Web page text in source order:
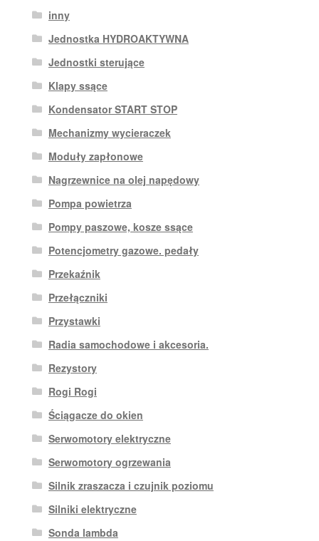
inny
Jednostka HYDROAKTYWNA
Jednostki sterujące
Klapy ssące
Kondensator START STOP
Mechanizmy wycieraczek
Moduły zapłonowe
Nagrzewnice na olej napędowy
Pompa powietrza
Pompy paszowe, kosze ssące
Potencjometry gazowe. pedały
Przekaźnik
Przełączniki
Przystawki
Radia samochodowe i akcesoria.
Rezystory
Rogi Rogi
Ściągacze do okien
Serwomotory elektryczne
Serwomotory ogrzewania
Silnik zraszacza i czujnik poziomu
Silniki elektryczne
Sonda lambda